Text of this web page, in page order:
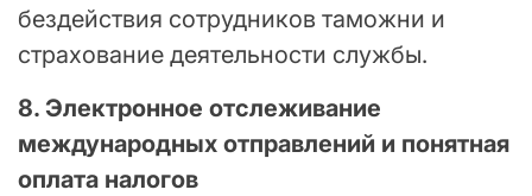
бездействия сотрудников таможни и
страхование деятельности службы.
8. Электронное отслеживание
международных отправлений и понятная
оплата налогов